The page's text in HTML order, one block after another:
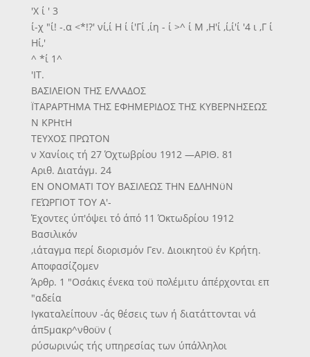
'Χ ί ' 3
ί-χ "ί! -.α <*!?' νί,ί Η ί ί'Γί ,ίη - ί >^ ί Μ ,Η'ί ,ί,ί'ί '4 ι ,Γ ί
Ηί,'
^ *ί 1^
'ΙΤ.
ΒΑΣΙΛΕΙΟΝ ΤΗΣ ΕΛΛΑΔΟΣ
ΪΤΑΡΑΡΤΗΜΑ ΤΗΣ ΕΦΗΜΕΡΙΔΟΣ ΤΗΣ ΚΥΒΕΡΝΗΣΕΩΣ
Ν ΚΡΗτΗ
ΤΕΥΧΟΣ ΠΡΩΤΟΝ
ν Χανίοις τή 27 Όχτωβρίου 1912 —ΑΡΙΘ. 81
Αριθ. Διατάγμ. 24
ΕΝ ΟΝΟΜΑΤΙ ΤΟΥ ΒΑΣΙΛΕΩΣ ΤΗΝ ΕΔΛΗΝϋΝ
ΓΕΏΡΓΙΟΤ ΤΟΥ Α'-
Έχοντες ύπ'όψει τό άπό 11 Όκτωδρίου 1912
Βασιλικόν
,ιάταγμα περί διορισμόν Γεν. Διοικητοϋ έν Κρήτη.
Αποφασίζομεν
Άρθρ. 1 "Οσάκις ένεκα τοϋ πολέμιτυ άπέρχονται επ
"αδεία
Ιγκαταλείπουν -άς θέσεις των ή διατάττονται νά
άπ5μακρ^νθοϋν (
ρύσωρινώς τής υπηρεσίας των ύπάλληλοι